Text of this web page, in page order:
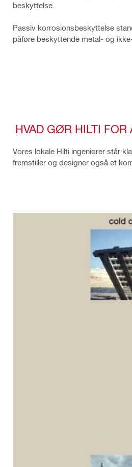
beskyttelse.
Passiv korrosionsbeskyttelse
påføre beskyttende metal- og
HVAD GØR HILTI FOR
Vores lokale Hilti ingeniører står
fremstiller og designer også et